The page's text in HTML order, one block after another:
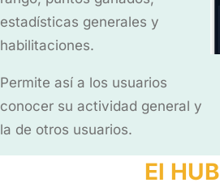
estadísticas generales y
habilitaciones.
Permite así a los usuarios
conocer su actividad general y
la de otros usuarios.
El HUB